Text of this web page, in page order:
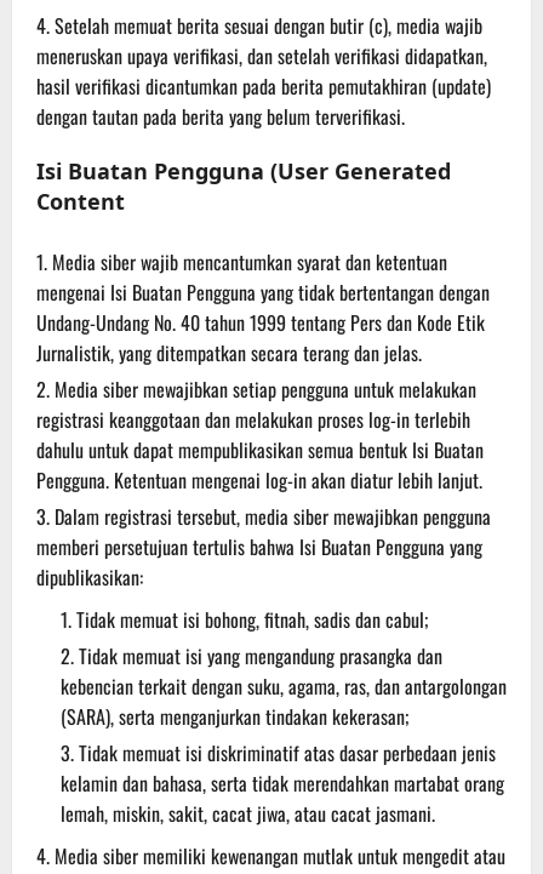
Setelah memuat berita sesuai dengan butir (c), media wajib
meneruskan upaya verifikasi, dan setelah verifikasi didapatkan,
hasil verifikasi dicantumkan pada berita pemutakhiran (update)
dengan tautan pada berita yang belum terverifikasi.
Isi Buatan Pengguna (User Generated
Content
Media siber wajib mencantumkan syarat dan ketentuan
mengenai Isi Buatan Pengguna yang tidak bertentangan dengan
Undang-Undang No. 40 tahun 1999 tentang Pers dan Kode Etik
Jurnalistik, yang ditempatkan secara terang dan jelas.
Media siber mewajibkan setiap pengguna untuk melakukan
registrasi keanggotaan dan melakukan proses log-in terlebih
dahulu untuk dapat mempublikasikan semua bentuk Isi Buatan
Pengguna. Ketentuan mengenai log-in akan diatur lebih lanjut.
Dalam registrasi tersebut, media siber mewajibkan pengguna
memberi persetujuan tertulis bahwa Isi Buatan Pengguna yang
dipublikasikan:
Tidak memuat isi bohong, fitnah, sadis dan cabul;
Tidak memuat isi yang mengandung prasangka dan
kebencian terkait dengan suku, agama, ras, dan antargolongan
(SARA), serta menganjurkan tindakan kekerasan;
Tidak memuat isi diskriminatif atas dasar perbedaan jenis
kelamin dan bahasa, serta tidak merendahkan martabat orang
lemah, miskin, sakit, cacat jiwa, atau cacat jasmani.
Media siber memiliki kewenangan mutlak untuk mengedit atau